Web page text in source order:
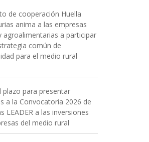
de cooperación Huella
anima a las empresas
agroalimentarias a participar
común de
para el medio rural
plazo para presentar
a la Convocatoria 2026 de
LEADER a las inversiones
del medio rural